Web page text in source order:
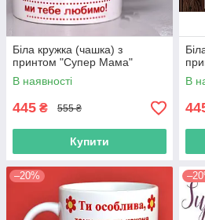
Біла кружка (чашка) з
принтом "Супер Мама"
В наявності
445 ₴ 555 ₴
Купити
В
–20%